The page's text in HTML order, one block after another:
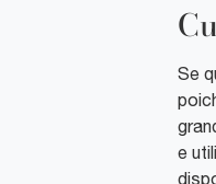
Se
e